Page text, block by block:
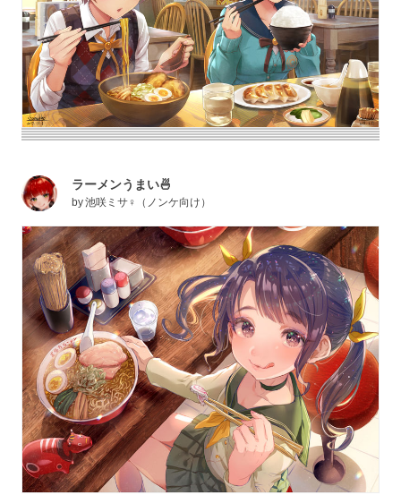
ラーメンうまい🍜
by池咲ミサ♀（ノンケ向け）